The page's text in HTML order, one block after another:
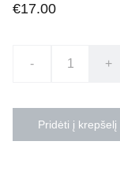
€17.00
- +
Pridėti į krepšelį